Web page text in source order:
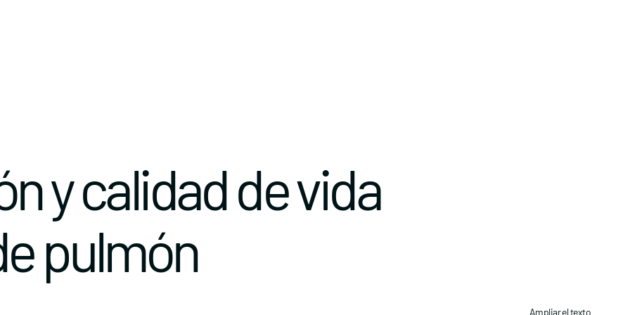
y calidad de vida
pulmón
Ampliar el texto